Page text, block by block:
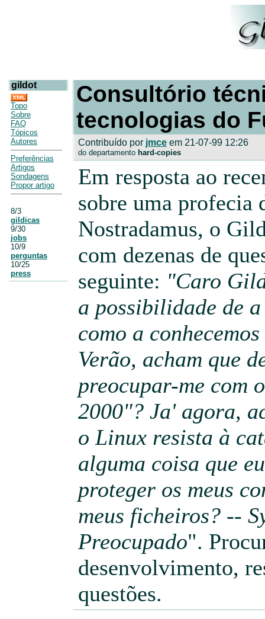
gildot
Topo
Sobre
FAQ
Tópicos
Autores
Preferências
Artigos
Sondagens
Propor artigo
8/3
gildicas
9/30
jobs
10/9
perguntas
10/25
press
Consultório
tecnologias do
Contribuído por jmce em 21-07-99 12:26
do departamento hard-copies
Em resposta ao
sobre uma profecia
Nostradamus, o
com dezenas de
seguinte: "Caro
a possibilidade de
como a
Verão, acham que
preocupar-me com
2000"? Ja' agora,
o Linux resista à
alguma coisa que
proteger os meus
meus ficheiros? --
Preocupado".
desenvolvimento,
questões.